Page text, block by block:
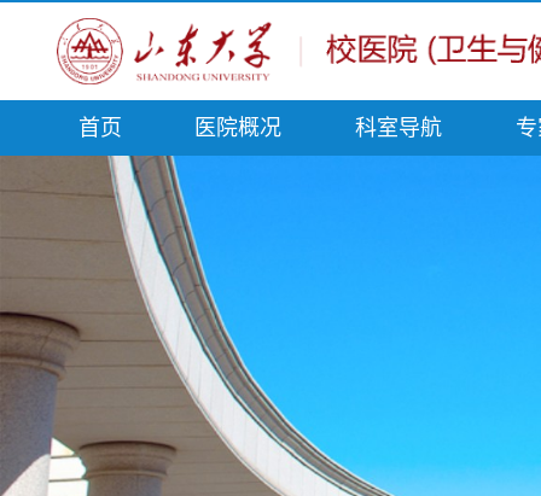
首页 医院概况 科室导航